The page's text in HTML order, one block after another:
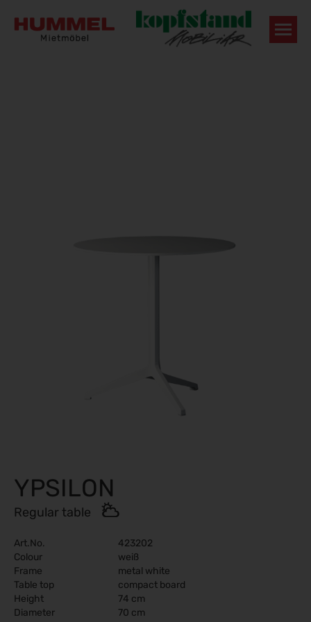
YPSILON
Regular table
Art.No.
423202
Colour
weiß
Frame
metal white
Table top
compact board
Height
74 cm
Diameter
70 cm